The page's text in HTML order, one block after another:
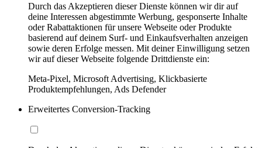
Durch das Akzeptieren dieser Dienste können wir dir auf
deine Interessen abgestimmte Werbung, gesponserte Inhalte
oder Rabattaktionen für unsere Webseite oder Produkte
basierend auf deinem Surf- und Einkaufsverhalten anzeigen
sowie deren Erfolge messen. Mit deiner Einwilligung setzen
wir auf dieser Webseite folgende Drittdienste ein:
Meta-Pixel, Microsoft Advertising, Klickbasierte
Produktempfehlungen, Ads Defender
Erweitertes Conversion-Tracking